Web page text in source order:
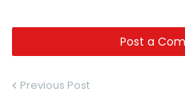
Post a
Previous Post